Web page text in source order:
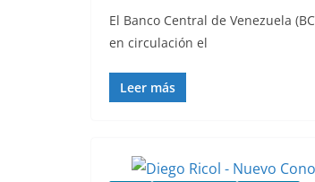
El Banco Central de Venezuela
en circulación el
Leer más